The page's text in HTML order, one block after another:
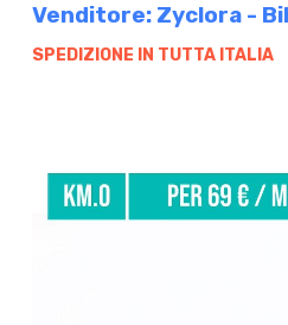
Venditore: Zyclora -
SPEDIZIONE IN TUTTA ITALIA